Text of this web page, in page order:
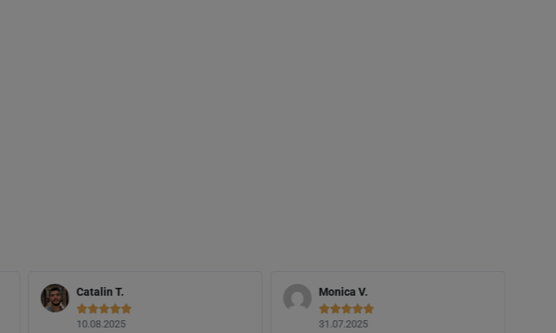
Catalin T.

10.08.2025
Monica V.

31.07.2025